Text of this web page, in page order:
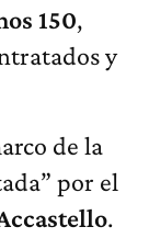
150,
y
de la
por el
.